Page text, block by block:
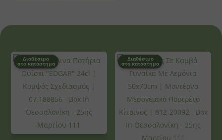
Διαθέσιμο
στο κατάστημα
Διαθέσιμο
στο κατάστημα